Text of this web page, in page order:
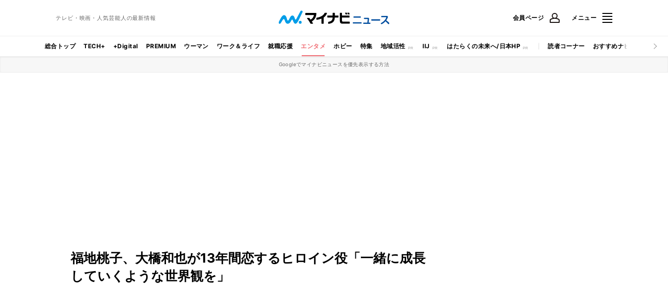
テレビ・映画・人気芸能人の最新情報 会員ページ メニュー
総合トップ TECH+ +Digital PREMIUM ウーマン ワーク＆ライフ 就職応援 エンタメ ホビー 特集 地域活性 IIJ はたらくの未来へ/日本HP 読者コーナー おすすめナビ マイナビ
Googleでマイナビニュースを優先表示する方法
福地桃子、大橋和也が13年間恋するヒロイン役「一緒に成長
していくような世界観を」